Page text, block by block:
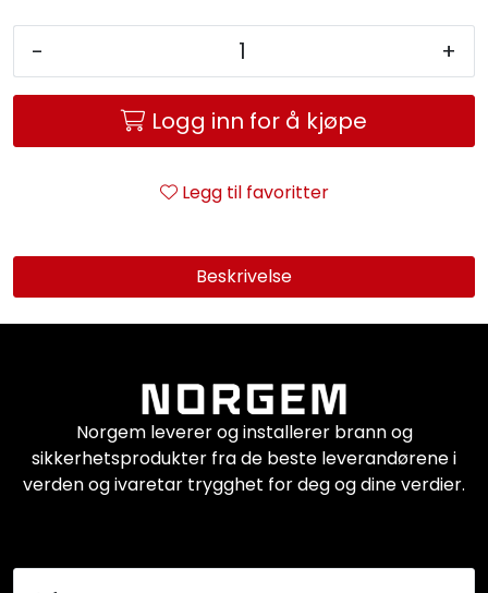
- +
Logg inn for å kjøpe
Legg til favoritter
Beskrivelse
Norgem leverer og installerer brann og
sikkerhetsprodukter fra de beste leverandørene i
verden og ivaretar trygghet for deg og dine verdier.
Kontakt oss